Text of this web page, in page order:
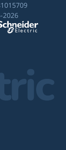
2026